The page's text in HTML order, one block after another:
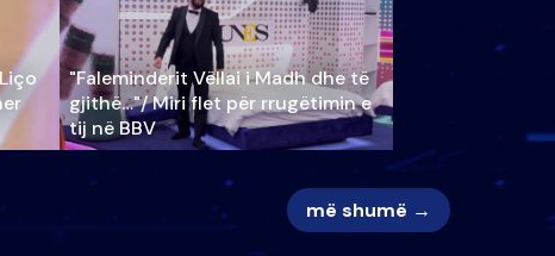
"Faleminderit Vëllai i Madh dhe të
gjithë…"/ Miri flet për rrugëtimin e
tij në BBV
më shumë →